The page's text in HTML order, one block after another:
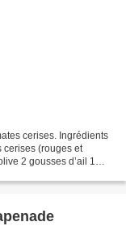
cerises. Ingrédients
cerises (rouges et
2 gousses d’ail 1